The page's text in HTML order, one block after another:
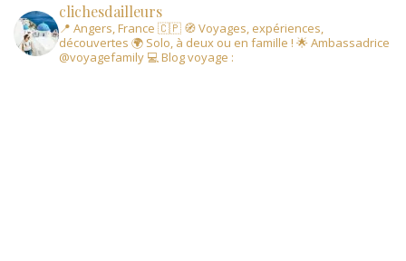
clichesdailleurs
📍 Angers, France 🇨🇵 🧭 Voyages, expériences,
découvertes 🌍 Solo, à deux ou en famille ! 🌟 Ambassadrice
@voyagefamily 💻 Blog voyage :